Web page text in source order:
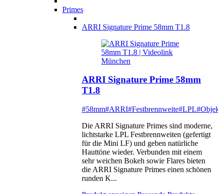
Primes
ARRI Signature Prime 58mm T1.8
ARRI Signature Prime 58mm
T1.8
#58mm#ARRI#Festbrennweite#LPL
Die ARRI Signature Primes sind moderne,
lichtstarke LPL Festbrennweiten (gefertigt
für die Mini LF) und geben natürliche
Hauttöne wieder. Verbunden mit einem
sehr weichen Bokeh sowie Flares bieten
die ARRI Signature Primes einen schönen
runden K...